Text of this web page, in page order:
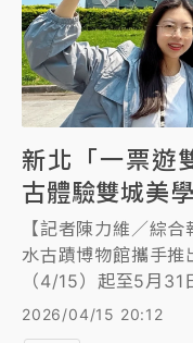
新北「一票遊
古體驗雙城美
【記者陳力維／綜
水古蹟博物館攜手推
（4/15）起至5月31
憑票根免費暢遊兩館
通車，配合「2026
2026/04/15 20:12